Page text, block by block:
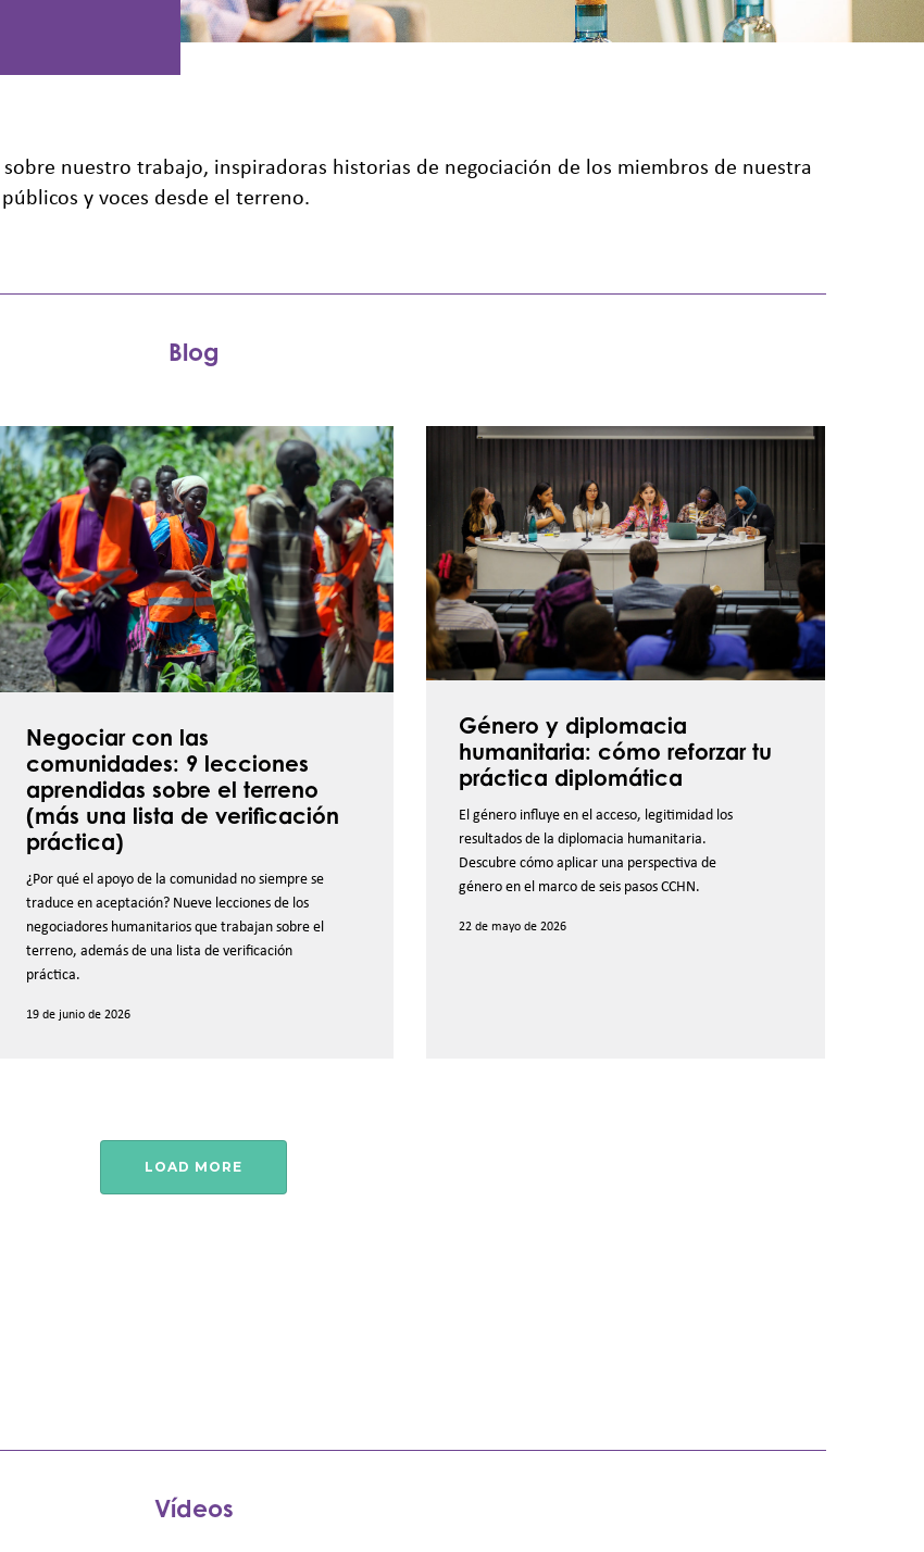
nuestro trabajo, inspiradoras historias de negociación de los miembros de nuestra
y voces desde el terreno.
Blog
(más
una
lista
verificación
práctica)
Negociar con las
comunidades: 9 lecciones
aprendidas sobre el terreno
(más una lista de verificación
práctica)
¿Por qué el apoyo de la comunidad no siempre se
traduce en aceptación? Nueve lecciones de los
negociadores humanitarios que trabajan sobre el
terreno, además de una lista de verificación
práctica.
19 de junio de 2026
Género
diplomacia
humanitaria:
cómo
reforzar
tu
práctica
diplomática
Género y diplomacia
humanitaria: cómo reforzar tu
práctica diplomática
El género influye en el acceso, legitimidad los
resultados de la diplomacia humanitaria.
Descubre cómo aplicar una perspectiva de
género en el marco de seis pasos CCHN.
22 de mayo de 2026
LOAD MORE
Vídeos